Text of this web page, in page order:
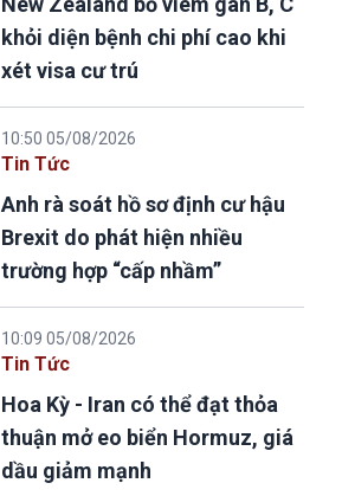
khỏi diện bệnh chi phí cao khi
xét visa cư trú
10:50 05/08/2026
Tin Tức
Anh rà soát hồ sơ định cư hậu
Brexit do phát hiện nhiều
trường hợp “cấp nhầm”
10:09 05/08/2026
Tin Tức
Hoa Kỳ - Iran có thể đạt thỏa
thuận mở eo biển Hormuz, giá
dầu giảm mạnh